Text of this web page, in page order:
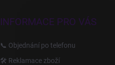
INFORMACE PRO VÁS
📞 Objednání po telefonu
🛠️ Reklamace zboží